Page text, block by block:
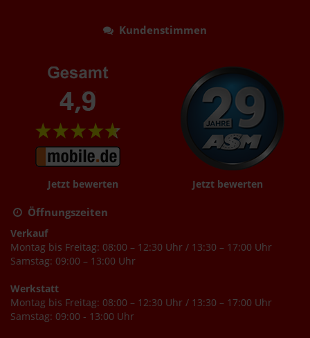
Kundenstimmen
Jetzt bewerten Jetzt bewerten
Öffnungszeiten
Verkauf
Montag bis Freitag: 08:00 – 12:30 Uhr / 13:30 – 17:00 Uhr
Samstag: 09:00 – 13:00 Uhr
Werkstatt
Montag bis Freitag: 08:00 – 12:30 Uhr / 13:30 – 17:00 Uhr
Samstag: 09:00 - 13:00 Uhr